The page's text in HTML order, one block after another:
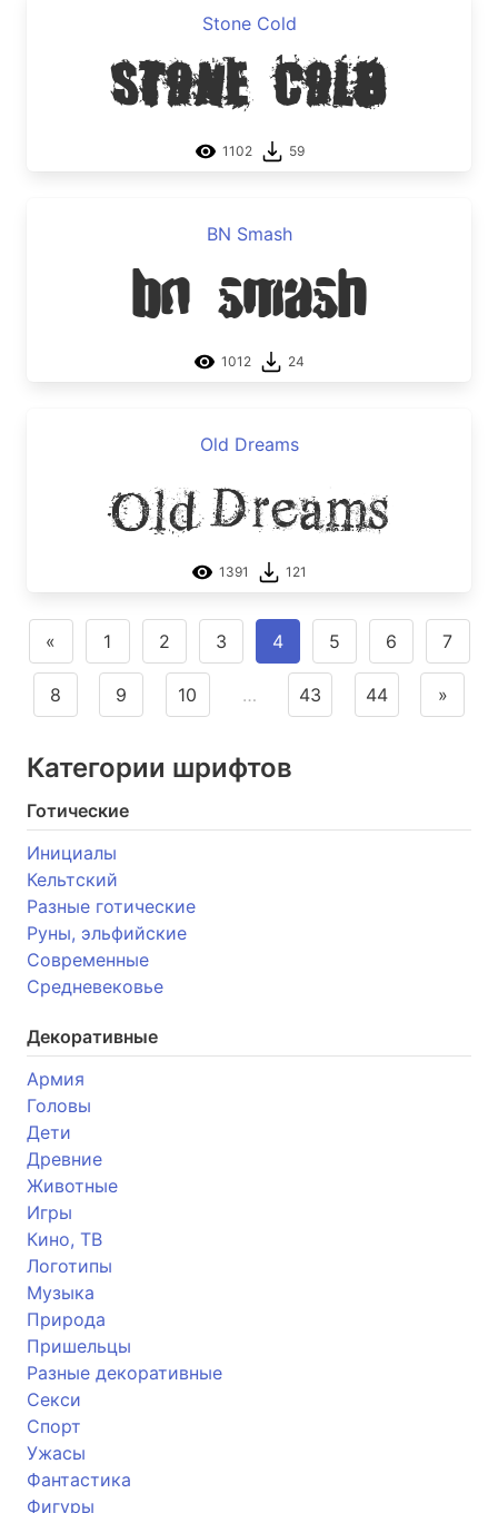
Stone Cold
Stone Cold
1102 59
BN Smash
BN Smash
1012 24
Old Dreams
Old Dreams
1391 121
« 1 2 3 4 5 6 7
8 9 10 … 43 44 »
Категории шрифтов
Готические
Инициалы
Кельтский
Разные готические
Руны, эльфийские
Современные
Средневековье
Декоративные
Армия
Головы
Дети
Древние
Животные
Игры
Кино, ТВ
Логотипы
Музыка
Природа
Пришельцы
Разные декоративные
Секси
Спорт
Ужасы
Фантастика
Фигуры